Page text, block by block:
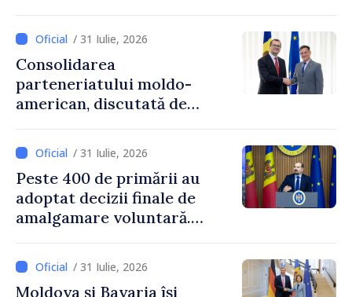
/ 31 Iulie, 2026
Consolidarea
parteneriatului moldo-
american, discutată de
și însărcinatul cu afaceri al
SUA, Nick Pietrowicz
/ 31 Iulie, 2026
Peste 400 de primării au
adoptat decizii finale de
amalgamare voluntară.
Guvernului, Alexei Buzu:
„85,5% dintre primării au
/ 31 Iulie, 2026
Moldova și Bavaria își